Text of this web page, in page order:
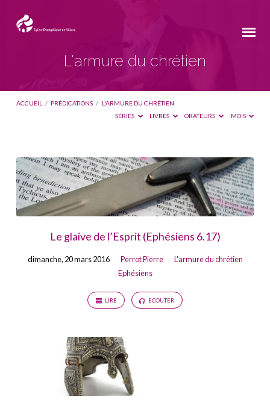
L'armure du chrétien
ACCUEIL / PRÉDICATIONS / L'ARMURE DU CHRÉTIEN
SÉRIES
LIVRES ORATEURS MOIS
L'armure
du
chrétien
Le glaive de l’Esprit (Ephésiens 6.17)
dimanche, 20 mars 2016 Perrot Pierre
L'armure du chrétien
Ephésiens
LIRE ECOUTER